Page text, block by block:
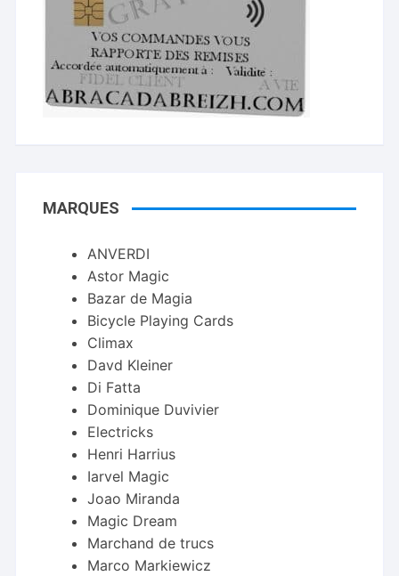
MARQUES
ANVERDI
Astor Magic
Bazar de Magia
Bicycle Playing Cards
Climax
Davd Kleiner
Di Fatta
Dominique Duvivier
Electricks
Henri Harrius
Iarvel Magic
Joao Miranda
Magic Dream
Marchand de trucs
Marco Markiewicz